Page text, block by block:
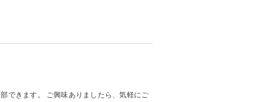
きます。 ご興味ありましたら、気軽にご